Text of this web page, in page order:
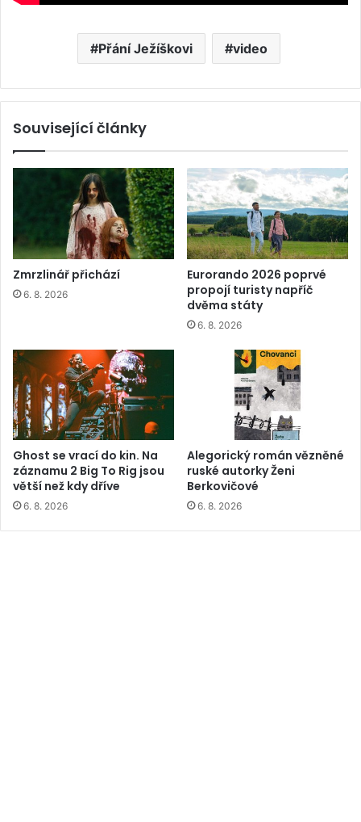
Přání Ježíškovi video
Související články
Zmrzlinář přichází
6. 8. 2026
Eurorando 2026 poprvé
propojí turisty napříč
dvěma státy
6. 8. 2026
Ghost se vrací do kin. Na
záznamu 2 Big To Rig jsou
větší než kdy dříve
6. 8. 2026
Alegorický román vězněné
ruské autorky Ženi
Berkovičové
6. 8. 2026